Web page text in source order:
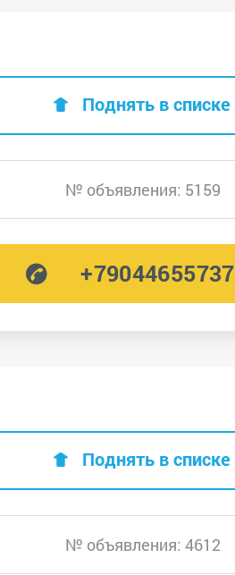
Поднять в списке
№ объявления: 5159
+79044655737
Поднять в списке
№ объявления: 4612